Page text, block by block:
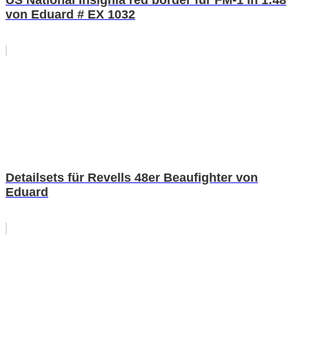
von Eduard # EX 1032
Detailsets für Revells 48er Beaufighter von
Eduard